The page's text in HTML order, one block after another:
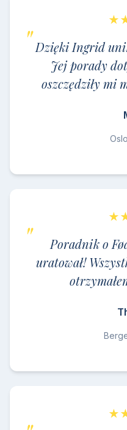
Dzięki Ingrid
Jej porady
oszczędziły mi
Poradnik o
uratował!